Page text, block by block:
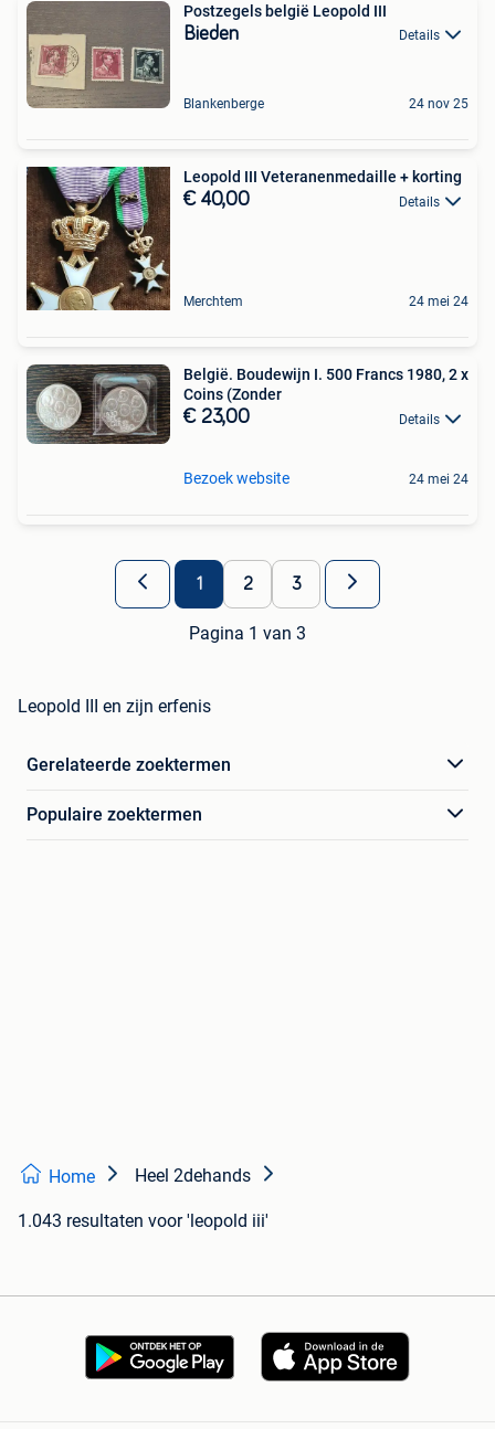
Postzegels belgië Leopold III
Bieden Details
Blankenberge 24 nov 25
Leopold III Veteranenmedaille + korting
€ 40,00 Details
Merchtem 24 mei 24
België. Boudewijn I. 500 Francs 1980, 2 x
Coins (Zonder
€ 23,00 Details
Bezoek website 24 mei 24
1 2 3
Pagina 1 van 3
Leopold III en zijn erfenis
Gerelateerde zoektermen
Populaire zoektermen
Home Heel 2dehands
1.043 resultaten voor 'leopold iii'